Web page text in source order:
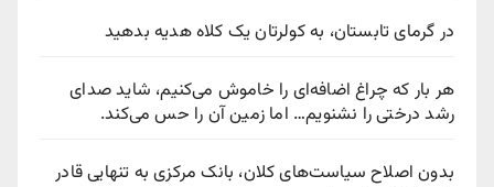
در گرمای تابستان، به کولرتان یک کلاه هدیه بدهید
هر بار که چراغ اضافه‌ای را خاموش می‌کنیم، شاید صدای
رشد درختی را نشنویم… اما زمین آن را حس می‌کند.
بدون اصلاح سیاست‌های کلان، بانک مرکزی به تنهایی قادر